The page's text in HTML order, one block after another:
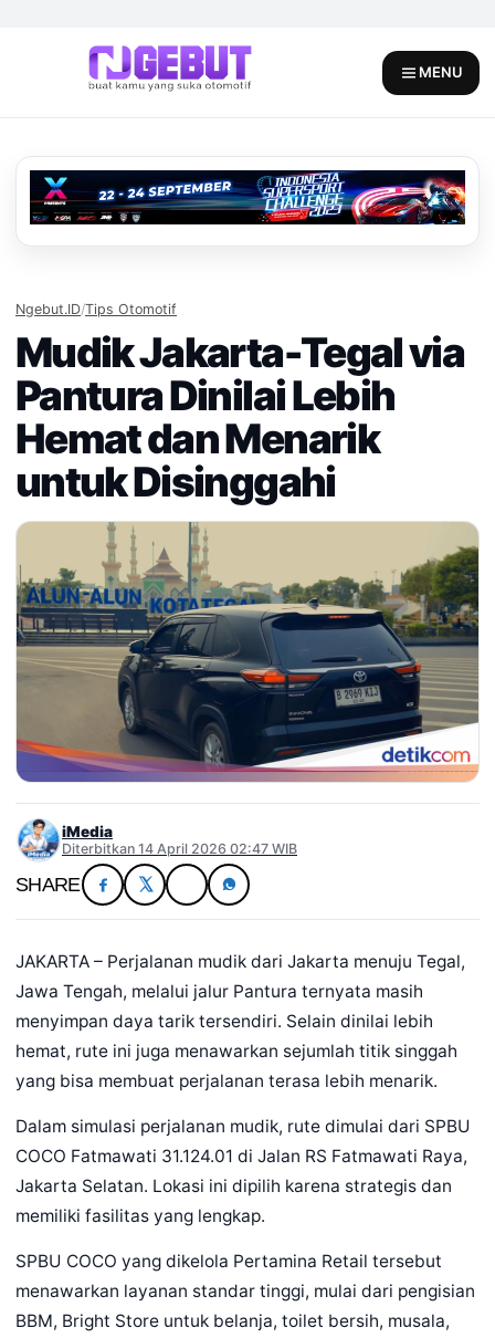
MENU
Ngebut.ID/Tips Otomotif
Mudik Jakarta-Tegal via
Pantura Dinilai Lebih
Hemat dan Menarik
untuk Disinggahi
iMedia
Diterbitkan 14 April 2026 02:47 WIB
SHARE
JAKARTA – Perjalanan mudik dari Jakarta menuju Tegal,
Jawa Tengah, melalui jalur Pantura ternyata masih
menyimpan daya tarik tersendiri. Selain dinilai lebih
hemat, rute ini juga menawarkan sejumlah titik singgah
yang bisa membuat perjalanan terasa lebih menarik.
Dalam simulasi perjalanan mudik, rute dimulai dari SPBU
COCO Fatmawati 31.124.01 di Jalan RS Fatmawati Raya,
Jakarta Selatan. Lokasi ini dipilih karena strategis dan
memiliki fasilitas yang lengkap.
SPBU COCO yang dikelola Pertamina Retail tersebut
menawarkan layanan standar tinggi, mulai dari pengisian
BBM, Bright Store untuk belanja, toilet bersih, musala,